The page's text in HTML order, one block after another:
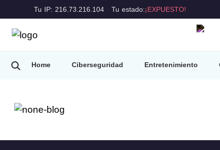
Tu IP: 216.73.216.104 Tu estado:¡EXPUESTO!
Home Ciberseguridad Entretenimiento